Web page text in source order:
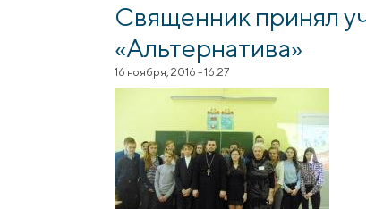
Священник принял
«Альтернатива»
16 ноября, 2016 - 16:27